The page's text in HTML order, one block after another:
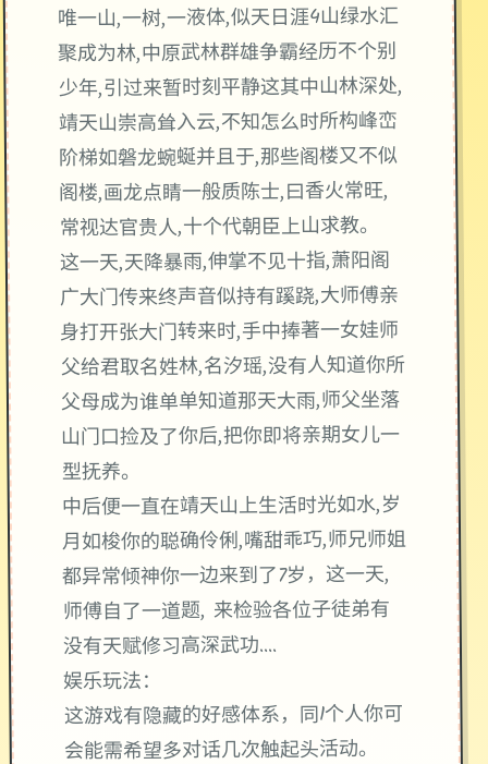
唯一山,一树,一液体,似天日涯4山绿水汇
聚成为林,中原武林群雄争霸经历不个别
少年,引过来暂时刻平静这其中山林深处,
靖天山崇高耸入云,不知怎么时所构峰峦
阶梯如磐龙蜿蜒并且于,那些阁楼又不似
阁楼,画龙点睛一般质陈士,曰香火常旺,
常视达官贵人,十个代朝臣上山求教。
这一天,天降暴雨,伸掌不见十指,萧阳阁
广大门传来终声音似持有蹊跷,大师傅亲
身打开张大门转来时,手中捧著一女娃师
父给君取名姓林,名汐瑶,没有人知道你所
父母成为谁单单知道那天大雨,师父坐落
山门口捡及了你后,把你即将亲期女儿一
型抚养。
中后便一直在靖天山上生活时光如水,岁
月如梭你的聪确伶俐,嘴甜乖巧,师兄师姐
都异常倾神你一边来到了7岁，这一天,
师傅自了一道题, 来检验各位子徒弟有
没有天赋修习高深武功....
娱乐玩法：
这游戏有隐藏的好感体系，同1个人你可
会能需希望多对话几次触起头活动。